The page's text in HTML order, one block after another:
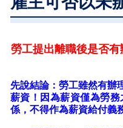
勞工提出離職後是否
先說結論：勞工雖然有辦
薪資！因為薪資僅為勞
係，不得作為薪資給付義